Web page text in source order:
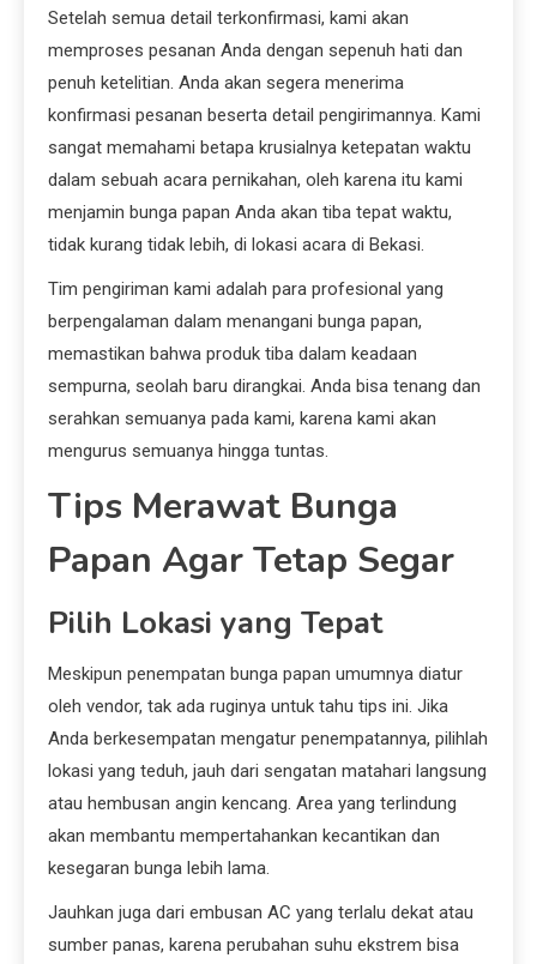
Setelah semua detail terkonfirmasi, kami akan
memproses pesanan Anda dengan sepenuh hati dan
penuh ketelitian. Anda akan segera menerima
konfirmasi pesanan beserta detail pengirimannya. Kami
sangat memahami betapa krusialnya ketepatan waktu
dalam sebuah acara pernikahan, oleh karena itu kami
menjamin bunga papan Anda akan tiba tepat waktu,
tidak kurang tidak lebih, di lokasi acara di Bekasi.
Tim pengiriman kami adalah para profesional yang
berpengalaman dalam menangani bunga papan,
memastikan bahwa produk tiba dalam keadaan
sempurna, seolah baru dirangkai. Anda bisa tenang dan
serahkan semuanya pada kami, karena kami akan
mengurus semuanya hingga tuntas.
Tips Merawat Bunga
Papan Agar Tetap Segar
Pilih Lokasi yang Tepat
Meskipun penempatan bunga papan umumnya diatur
oleh vendor, tak ada ruginya untuk tahu tips ini. Jika
Anda berkesempatan mengatur penempatannya, pilihlah
lokasi yang teduh, jauh dari sengatan matahari langsung
atau hembusan angin kencang. Area yang terlindung
akan membantu mempertahankan kecantikan dan
kesegaran bunga lebih lama.
Jauhkan juga dari embusan AC yang terlalu dekat atau
sumber panas, karena perubahan suhu ekstrem bisa